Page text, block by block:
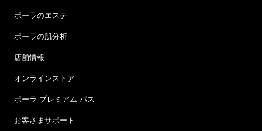
ポーラのエステ
ポーラの肌分析
店舗情報
オンラインストア
ポーラ プレミアム パス
お客さまサポート